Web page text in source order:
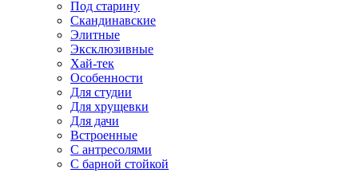
Под старину
Скандинавские
Элитные
Эксклюзивные
Хай-тек
Особенности
Для студии
Для хрущевки
Для дачи
Встроенные
С антресолями
С барной стойкой